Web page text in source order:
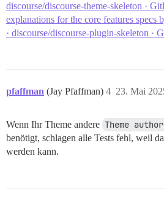
discourse/discourse-theme-skeleton ·
explanations for the core features specs
· discourse/discourse-plugin-skeleton ·
pfaffman (Jay Pfaffman) 23. Mai
4
Wenn Ihr Theme andere Theme
benötigt, schlagen alle Tests fehl, weil
werden kann.